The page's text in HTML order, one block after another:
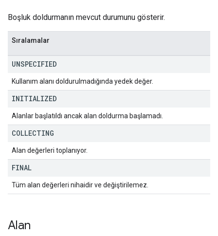
Boşluk doldurmanın mevcut durumunu gösterir.
Sıralamalar
UNSPECIFIED
Kullanım alanı doldurulmadığında yedek değer.
INITIALIZED
Alanlar başlatıldı ancak alan doldurma başlamadı.
COLLECTING
Alan değerleri toplanıyor.
FINAL
Tüm alan değerleri nihaidir ve değiştirilemez.
Alan